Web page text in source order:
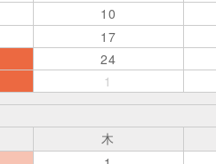
10
17
24
1
木